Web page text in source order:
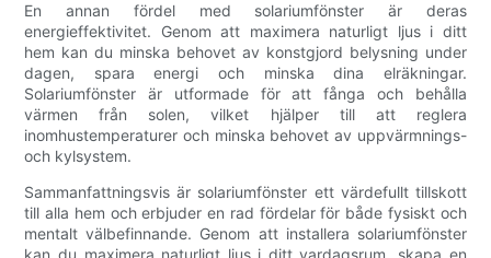
En annan fördel med solariumfönster är deras
energieffektivitet. Genom att maximera naturligt ljus i ditt
hem kan du minska behovet av konstgjord belysning under
dagen, spara energi och minska dina elräkningar.
Solariumfönster är utformade för att fånga och behålla
värmen från solen, vilket hjälper till att reglera
inomhustemperaturer och minska behovet av uppvärmnings-
och kylsystem.
Sammanfattningsvis är solariumfönster ett värdefullt tillskott
till alla hem och erbjuder en rad fördelar för både fysiskt och
mentalt välbefinnande. Genom att installera solariumfönster